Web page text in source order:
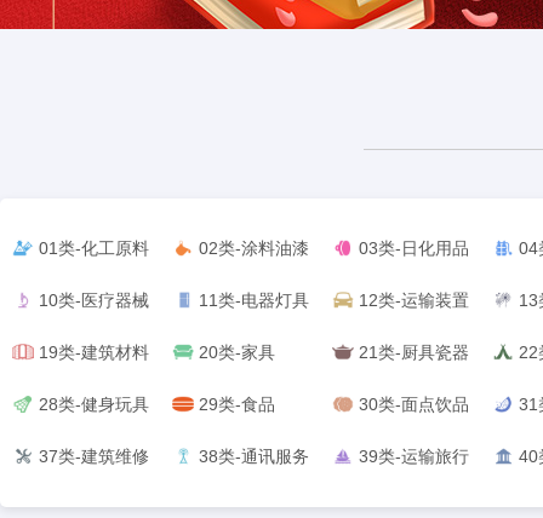
01类-化工原料 02类-涂料油漆 03类-日化用品 04
10类-医疗器械 11类-电器灯具 12类-运输装置 13
19类-建筑材料 20类-家具 21类-厨具瓷器 22
28类-健身玩具 29类-食品 30类-面点饮品 31
37类-建筑维修 38类-通讯服务 39类-运输旅行 40